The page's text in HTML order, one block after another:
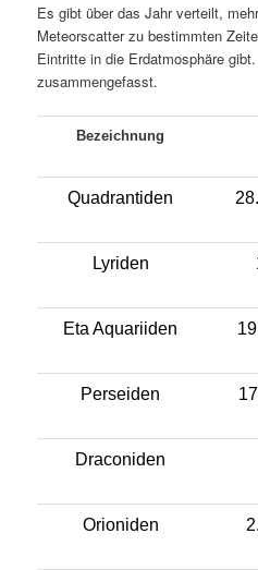
Es gibt über das Jahr verteilt,
Meteorscatter zu bestimmten
Eintritte in die Erdatmosphäre
zusammengefasst.
Bezeichnung
Quadrantiden
Lyriden
Eta Aquariiden
Perseiden
Draconiden
Orioniden